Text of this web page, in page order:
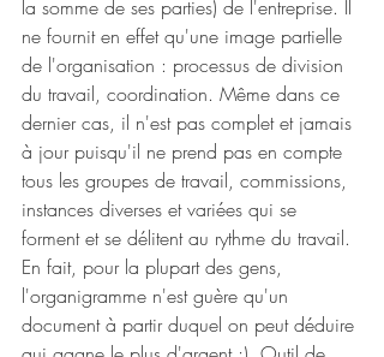
la somme de ses parties) de l'entreprise. Il
ne fournit en effet qu'une image partielle
de l'organisation : processus de division
du travail, coordination. Même dans ce
dernier cas, il n'est pas complet et jamais
à jour puisqu'il ne prend pas en compte
tous les groupes de travail, commissions,
instances diverses et variées qui se
forment et se délitent au rythme du travail.
En fait, pour la plupart des gens,
l'organigramme n'est guère qu'un
document à partir duquel on peut déduire